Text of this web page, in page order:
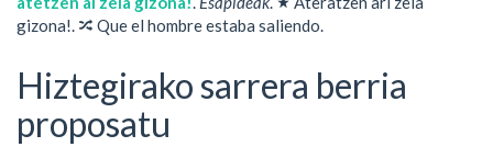
gizona!. 🔀 Que el hombre estaba saliendo.
Hiztegirako sarrera berria
proposatu